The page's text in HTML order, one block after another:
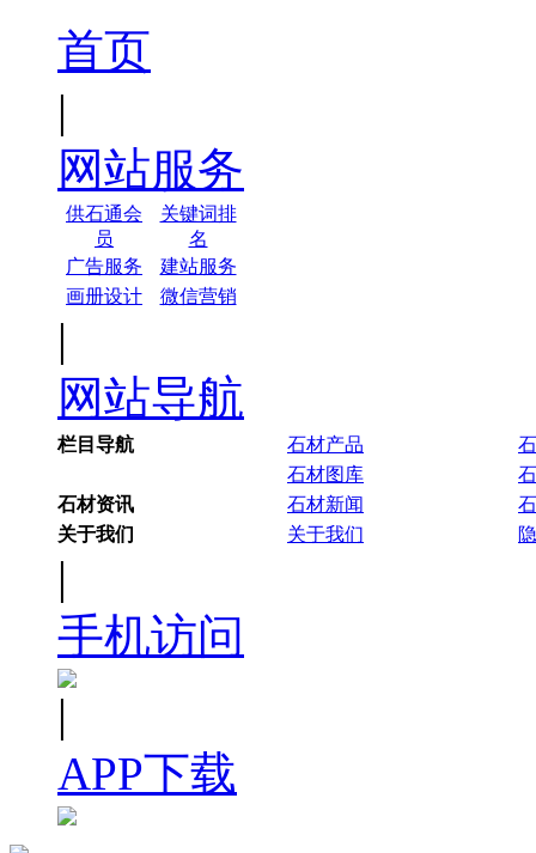
首页
|
网站服务
供石通会
员
关键词排
名
广告服务
建站服务
画册设计
微信营销
|
网站导航
栏目导航 石材产品
石材图库
石材资讯
石材新闻
关于我们
关于我们
|
手机访问
|
APP下载